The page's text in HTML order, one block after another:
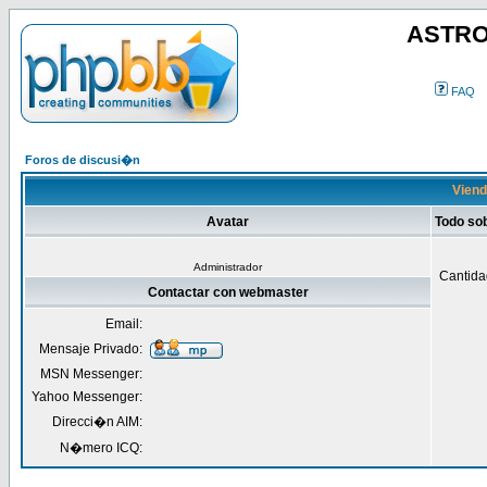
FAQ
Foros de discusi�n
Avatar Todo
Administrador
Contactar con webmaster
Email:
Mensaje Privado:
MSN Messenger:
Yahoo Messenger:
Direcci�n AIM:
N�mero ICQ: